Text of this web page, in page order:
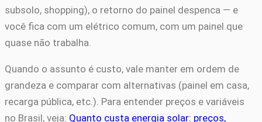
subsolo, shopping), o retorno do painel despenca — e
você fica com um elétrico comum, com um painel que
quase não trabalha.
Quando o assunto é custo, vale manter em ordem de
grandeza e comparar com alternativas (painel em casa,
recarga pública, etc.). Para entender preços e variáveis
no Brasil, veja: Quanto custa energia solar: preços,